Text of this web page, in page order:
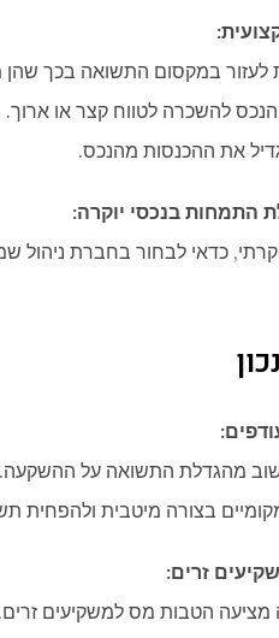
לעזור במקסום התשואה בכך
הנכס להשכרה לטווח קצר או
את ההכנסות מהנכס.
התמחות בנכסי יוקרה:
כדאי לבחור בחברת ניהול
מהגדלת התשואה על
בצורה מיטבית ולהפחית
זרים:
מציעה הטבות מס למשקיעים